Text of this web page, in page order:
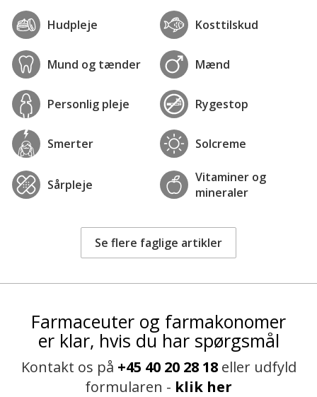
Hudpleje Kosttilskud
Mund og tænder Mænd
Personlig pleje Rygestop
Smerter Solcreme
Sårpleje
Vitaminer og
mineraler
Se flere faglige artikler
Farmaceuter og farmakonomer
er klar, hvis du har spørgsmål
Kontakt os på +45 40 20 28 18eller udfyld
formularen - klik her